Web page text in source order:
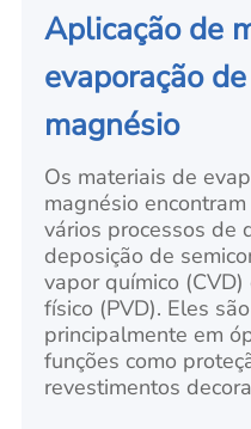
Aplicação de
evaporação
magnésio
Os materiais de
magnésio
vários processos de
deposição de
vapor químico
físico (PVD). Eles
principalmente em
funções como
revestimentos